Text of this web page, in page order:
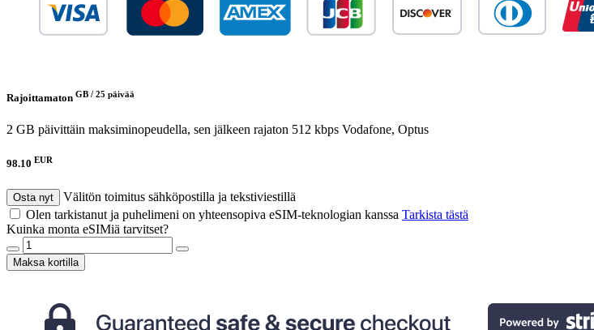
Rajoittamaton GB / 25 päivää
2 GB päivittäin maksiminopeudella, sen jälkeen rajaton 512 kbps Vodafone, Optus
98.10 EUR
Osta nyt
Välitön toimitus sähköpostilla ja tekstiviestillä
Olen tarkistanut ja puhelimeni on yhteensopiva eSIM-teknologian kanssa Tarkista tästä
Kuinka monta eSIMiä tarvitset?
Maksa kortilla